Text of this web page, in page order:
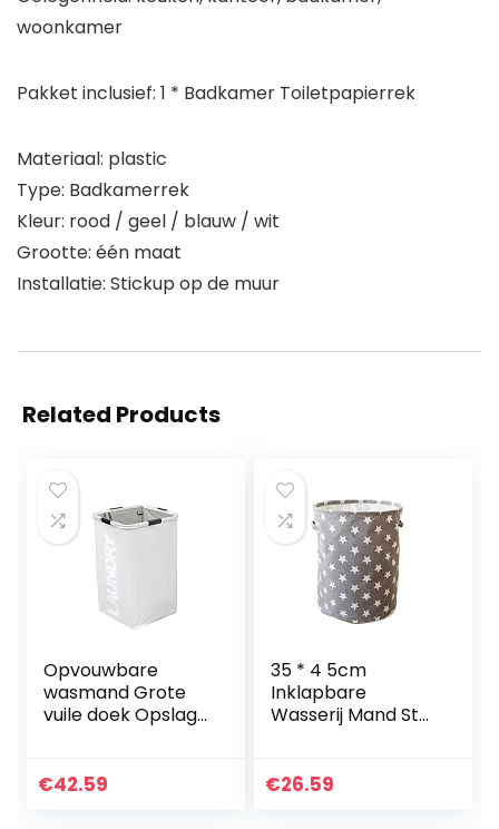
woonkamer
Pakket inclusief: 1 * Badkamer Toiletpapierrek
Materiaal: plastic
Type: Badkamerrek
Kleur: rood / geel / blauw / wit
Grootte: één maat
Installatie: Stickup op de muur
Related Products
Opvouwbare
wasmand Grote
vuile doek Opslag
Wasserij Hemper
€42.59
35 * 4 5cm
Inklapbare
Wasserij Mand Ster
Grote
€26.59